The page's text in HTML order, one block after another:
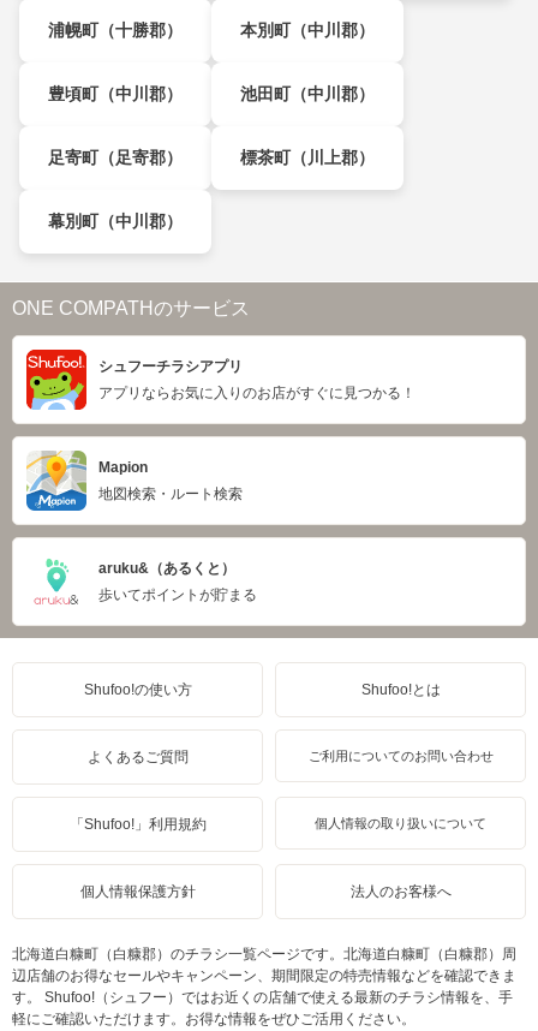
浦幌町（十勝郡） 本別町（中川郡）
豊頃町（中川郡） 池田町（中川郡）
足寄町（足寄郡） 標茶町（川上郡）
幕別町（中川郡）
ONE COMPATHのサービス
シュフーチラシアプリ
アプリならお気に入りのお店がすぐに見つかる！
Mapion
地図検索・ルート検索
aruku&（あるくと）
歩いてポイントが貯まる
Shufoo!の使い方 Shufoo!とは
よくあるご質問 ご利用についてのお問い合わせ
「Shufoo!」利用規約 個人情報の取り扱いについて
個人情報保護方針 法人のお客様へ
北海道白糠町（白糠郡）のチラシ一覧ページです。北海道白糠町（白糠郡）周
辺店舗のお得なセールやキャンペーン、期間限定の特売情報などを確認できま
す。 Shufoo!（シュフー）ではお近くの店舗で使える最新のチラシ情報を、手
軽にご確認いただけます。お得な情報をぜひご活用ください。